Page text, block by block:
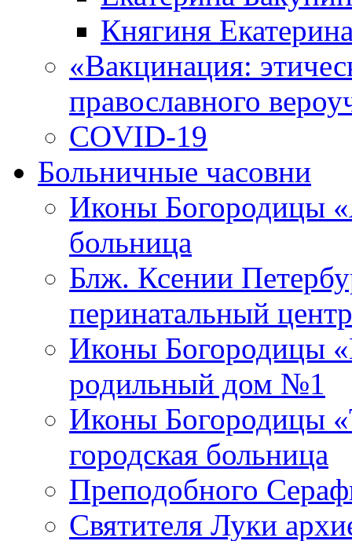
Княгиня
«Вакцинация:
православного
COVID-19
Больничные часовни
Иконы Богородицы
больница
Блж. Ксении
перинатальный центр
Иконы Богородицы
родильный дом №1
Иконы Богородицы
городская больница
Преподобного
Святителя Луки